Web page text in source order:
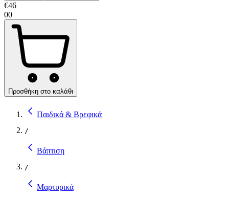
€46
00
Προσθήκη στο καλάθι
Παιδικά & Βρεφικά
/
Βάπτιση
/
Μαρτυρικά